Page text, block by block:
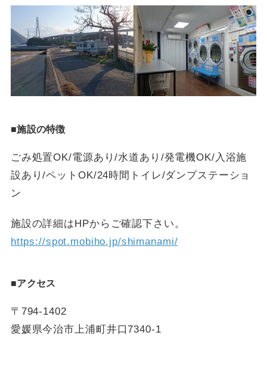
■施設の特徴
ごみ処置OK/電源あり/水道あり/発電機OK/入浴施
設あり/ペットOK/24時間トイレ/ダンプステーショ
ン
施設の詳細はHPからご確認下さい。
https://spot.mobiho.jp/shimanami/
■アクセス
〒794-1402
愛媛県今治市上浦町井口7340-1